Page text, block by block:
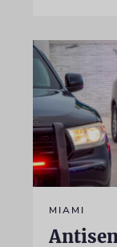
MIAMI